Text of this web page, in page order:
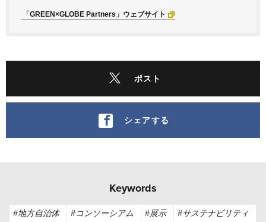
「GREEN×GLOBE Partners」ウェブサイト
ポスト
シェアする
Keywords
#地方自治体 #コンソーシアム #展示
#サステナビリティ